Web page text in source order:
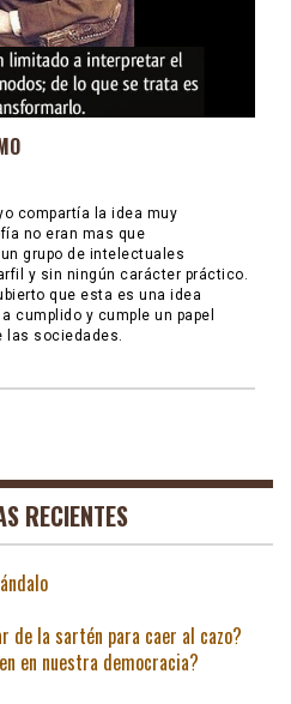
compartía la idea muy
no eran mas que
grupo de intelectuales
y sin ningún carácter práctico.
que esta es una idea
cumplido y cumple un papel
sociedades.
RECIENTES
de la sartén para caer al cazo?
en nuestra democracia?